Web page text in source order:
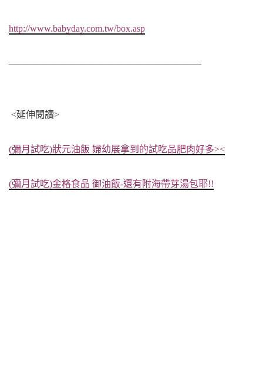
http://www.babyday.com.tw/box.asp
————————————————————–
<延伸閱讀>
(彌月試吃)狀元油飯 婦幼展拿到的試吃品肥肉好多><
(彌月試吃)金格食品 御油飯-還有附海帶芽湯包耶!!